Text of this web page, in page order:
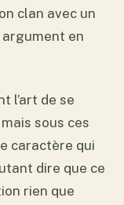
clan avec un
en
l’art de se
sous ces
caractère qui
dire que ce
rien que